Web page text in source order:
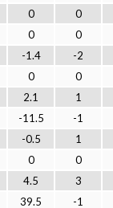
0
0
0
0
-1.4
-2
0
0
2.1
1
-11.5
-1
-0.5
1
0
0
4.5
3
39.5 -1